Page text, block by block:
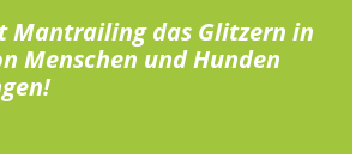
Mantrailing das Glitzern in
Menschen und Hunden